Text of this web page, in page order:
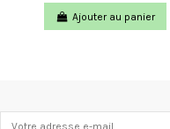
Ajouter au panier